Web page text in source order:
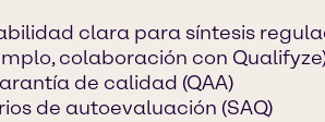
clara para síntesis
colaboración con
de calidad (QAA)
de autoevaluación (SAQ)